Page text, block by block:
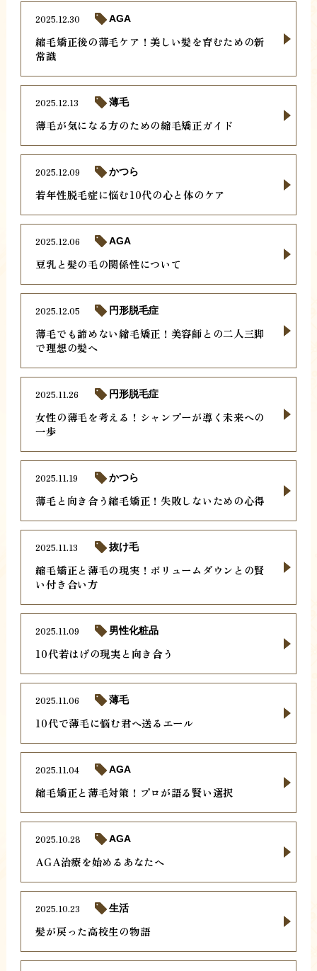
縮毛矯正後の薄毛ケア！美しい髪を育むための新
常識
2025.12.30 AGA
薄毛が気になる方のための縮毛矯正ガイド
2025.12.13 薄毛
若年性脱毛症に悩む10代の心と体のケア
2025.12.09 かつら
豆乳と髪の毛の関係性について
2025.12.06 AGA
薄毛でも諦めない縮毛矯正！美容師との二人三脚
で理想の髪へ
2025.12.05 円形脱毛症
女性の薄毛を考える！シャンプーが導く未来への
一歩
2025.11.26 円形脱毛症
薄毛と向き合う縮毛矯正！失敗しないための心得
2025.11.19 かつら
縮毛矯正と薄毛の現実！ボリュームダウンとの賢
い付き合い方
2025.11.13 抜け毛
10代若はげの現実と向き合う
2025.11.09 男性化粧品
10代で薄毛に悩む君へ送るエール
2025.11.06 薄毛
縮毛矯正と薄毛対策！プロが語る賢い選択
2025.11.04 AGA
AGA治療を始めるあなたへ
2025.10.28 AGA
髪が戻った高校生の物語
2025.10.23 生活